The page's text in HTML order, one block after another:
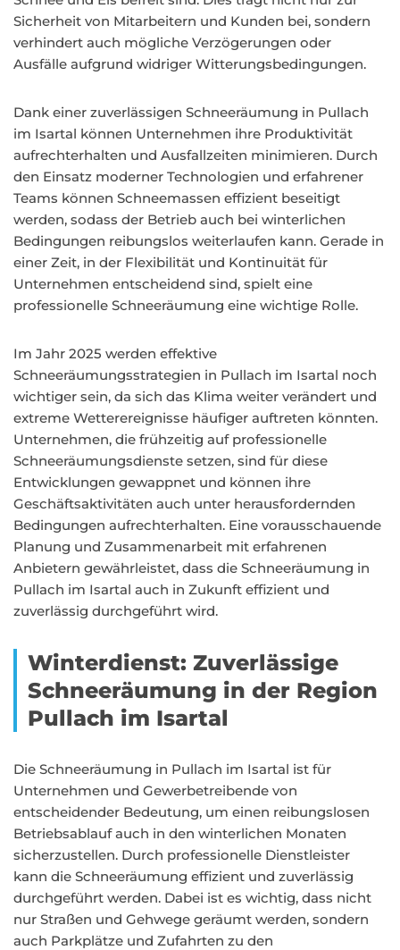
Sicherheit von Mitarbeitern und Kunden bei, sondern
verhindert auch mögliche Verzögerungen oder
Ausfälle aufgrund widriger Witterungsbedingungen.
Dank einer zuverlässigen Schneeräumung in Pullach
im Isartal können Unternehmen ihre Produktivität
aufrechterhalten und Ausfallzeiten minimieren. Durch
den Einsatz moderner Technologien und erfahrener
Teams können Schneemassen effizient beseitigt
werden, sodass der Betrieb auch bei winterlichen
Bedingungen reibungslos weiterlaufen kann. Gerade in
einer Zeit, in der Flexibilität und Kontinuität für
Unternehmen entscheidend sind, spielt eine
professionelle Schneeräumung eine wichtige Rolle.
Im Jahr 2025 werden effektive
Schneeräumungsstrategien in Pullach im Isartal noch
wichtiger sein, da sich das Klima weiter verändert und
extreme Wetterereignisse häufiger auftreten könnten.
Unternehmen, die frühzeitig auf professionelle
Schneeräumungsdienste setzen, sind für diese
Entwicklungen gewappnet und können ihre
Geschäftsaktivitäten auch unter herausfordernden
Bedingungen aufrechterhalten. Eine vorausschauende
Planung und Zusammenarbeit mit erfahrenen
Anbietern gewährleistet, dass die Schneeräumung in
Pullach im Isartal auch in Zukunft effizient und
zuverlässig durchgeführt wird.
Winterdienst: Zuverlässige
Schneeräumung in der Region
Pullach im Isartal
Die Schneeräumung in Pullach im Isartal ist für
Unternehmen und Gewerbetreibende von
entscheidender Bedeutung, um einen reibungslosen
Betriebsablauf auch in den winterlichen Monaten
sicherzustellen. Durch professionelle Dienstleister
kann die Schneeräumung effizient und zuverlässig
durchgeführt werden. Dabei ist es wichtig, dass nicht
nur Straßen und Gehwege geräumt werden, sondern
auch Parkplätze und Zufahrten zu den